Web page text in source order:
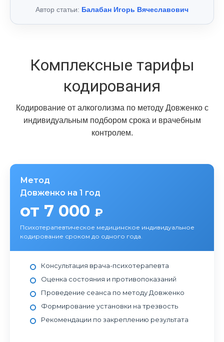
Автор статьи: Балабан Игорь Вячеславович
Комплексные тарифы
кодирования
Кодирование от алкоголизма по методу Довженко с
индивидуальным подбором срока и врачебным
контролем.
Метод
Довженко на 1 год
от 7 000 ₽
Психотерапевтическое медицинское индивидуальное
кодирование сроком до одного года.
Консультация врача-психотерапевта
Оценка состояния и противопоказаний
Проведение сеанса по методу Довженко
Формирование установки на трезвость
Рекомендации по закреплению результата